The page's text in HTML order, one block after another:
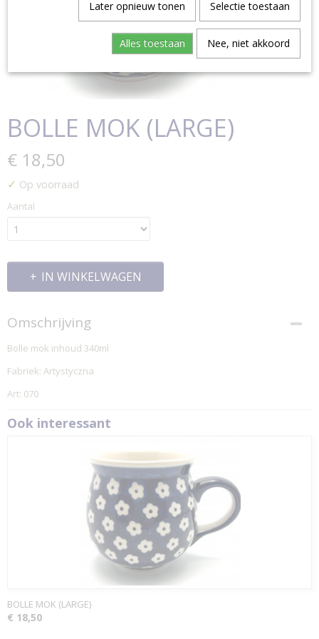
BOLLE MOK (LARGE)
€ 18,50
✓ Op voorraad
Aantal
IN WINKELWAGEN
Omschrijving
Bolle mok inhoud 340ml
Fabriek: Artystyczna
Art: 070
Ook interessant
BOLLE MOK (LARGE)
€ 18,50
Later opnieuw tonen Selectie toestaan
Alles toestaan Nee, niet akkoord